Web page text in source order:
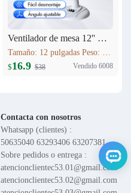
Ventilador de mesa 12'' HFA-TP12A
Tamaño: 12 pulgadas Peso: 1.6 kg Voltaje: 120V 60HZ Material del motor: Cobre Función: Control de 3 velocidades; Oscilación; Inclinación vertical ajustable; Altura ajustable; Base en cruz; Rejilla de seguridad; Fácil montaje
$16.9 $38 Vendido 6008
Contacta con nosotros
Whatsapp (clientes) :
50635040 63293406 63207381
Sobre pedidos o entrega :
atencionclientec53.01@gmail.com
atencionclientec53.02@gmail.com